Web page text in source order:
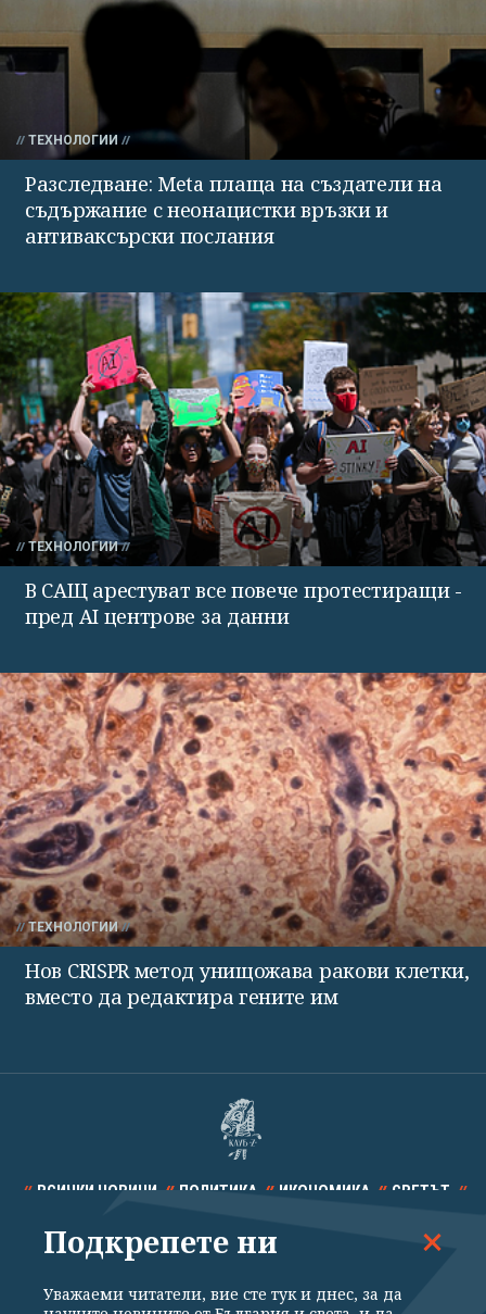
ТЕХНОЛОГИИ
Разследване: Meta плаща на създатели на
съдържание с неонацистки връзки и
антиваксърски послания
ТЕХНОЛОГИИ
В САЩ арестуват все повече протестиращи -
пред AI центрове за данни
ТЕХНОЛОГИИ
Нов CRISPR метод унищожава ракови клетки,
вместо да редактира гените им
ВСИЧКИ НОВИНИ ПОЛИТИКА ИКОНОМИКА СВЕТЪТ
СПОРТ КУЛТУРА ТЕХНОЛОГИИ КАЛЕЙДОСКОП
Подкрепете ни
Уважаеми читатели, вие сте тук и днес, за да